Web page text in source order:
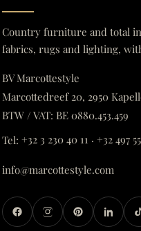
Country furniture and total
fabrics, rugs and lighting,
BV Marcottestyle
Marcottedreef 20, 2950
BTW / VAT: BE 0880.453.459
Tel: +32 3 230 40 11 · +32 497
info@marcottestyle.com